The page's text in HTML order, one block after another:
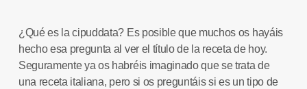
¿Qué es lacipuddata? Es posible que muchos os hayáis
hecho esa pregunta al ver el título de la receta de hoy.
Seguramente ya os habréis imaginado que se trata de
una receta italiana, pero si os preguntáis si es un tipo de